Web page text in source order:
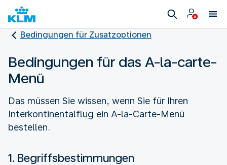
Bedingungen für Zusatzoptionen
Bedingungen für das A-la-carte-
Menü
Das müssen Sie wissen, wenn Sie für Ihren
Interkontinentalflug ein A-la-Carte-Menü
bestellen.
1. Begriffsbestimmungen